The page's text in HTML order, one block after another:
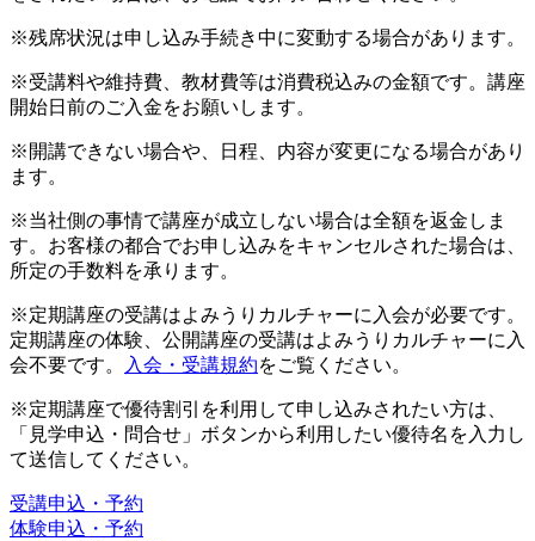
※残席状況は申し込み手続き中に変動する場合があります。
※受講料や維持費、教材費等は消費税込みの金額です。講座
開始日前のご入金をお願いします。
※開講できない場合や、日程、内容が変更になる場合があり
ます。
※当社側の事情で講座が成立しない場合は全額を返金しま
す。お客様の都合でお申し込みをキャンセルされた場合は、
所定の手数料を承ります。
※定期講座の受講はよみうりカルチャーに入会が必要です。
定期講座の体験、公開講座の受講はよみうりカルチャーに入
会不要です。
入会・受講規約をご覧ください。
※定期講座で優待割引を利用して申し込みされたい方は、
「見学申込・問合せ」ボタンから利用したい優待名を入力し
て送信してください。
受講申込・予約
体験申込・予約